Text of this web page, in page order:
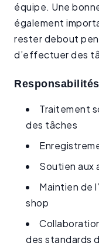
équipe. Une
également
rester debout
d’effectuer des
Traitement
des tâches
Soutien aux
Maintien de
shop
des standards